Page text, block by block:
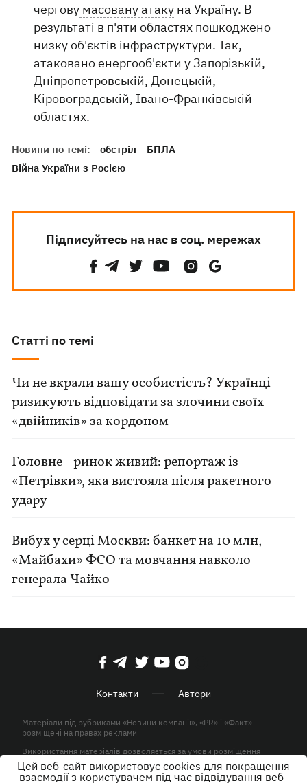
чергову масовану атаку на Україну. В
результаті в п'яти областях пошкоджено
низку об'єктів інфраструктури. Так,
атаковано енергооб'єкти у Запорізькій,
Дніпропетровській, Донецькій,
Кіровоградській, Івано-Франківській
областях.
Новини по темі: обстріл
БПЛА
Війна України з Росією
Підписуйтесь на нас в соц. мережах
Статті по темі
Чи не вкрали вашу особистість? Українці
ризикують відповідати за злочини своїх
«двійників» за кордоном
Головне - ринок живий: репортаж із
«Петрівки», яка вистояла після ракетного
удару
Вибух у серці Москви: банкет на 10 млн,
«Майбахи» ФСО та мовчання навколо
генерала Чайко
Контакти Автори
Матеріали під рубриками «Новини компанії», «PR» і «Факт»
розміщені на правах реклами
Використання матеріалів дозволяється за умови розміщення
активного гіперпосилання на KP.UA в першому абзаці.
© ТОВ «ЮЛАВ МЕДІА» 2026. Всі права захищені.
Цей веб-сайт використовує cookies для покращення
взаємодії з користувачем під час відвідування веб-